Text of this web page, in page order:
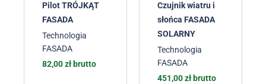
Pilot TRÓJKĄT
FASADA
Technologia
FASADA
82,00zł brutto
Czujnik wiatru i
słońca FASADA
SOLARNY
Technologia
FASADA
451,00zł brutto